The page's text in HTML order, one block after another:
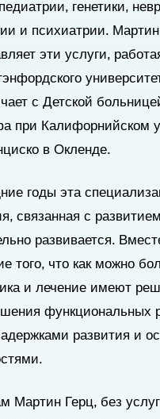
генетики,
и психиатрии.
эти услуги,
с Детской
при Калифорнийском
в Окленде.
годы эта
связанная с
развивается.
того, что как можно
и лечение имеют
функциональных
развития и
Мартин Герц, без